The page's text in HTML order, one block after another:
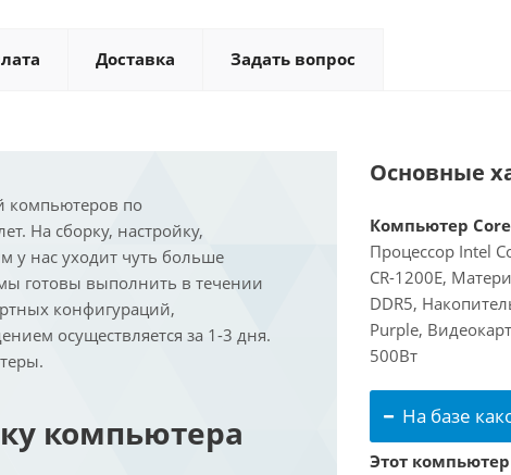
Доставка Задать вопрос
компьютеров по
На сборку, настройку,
у нас уходит чуть больше
готовы выполнить в течении
конфигураций,
осуществляется за 1-3 дня.
компьютера
Основные
Компьютер Core
Процессор Intel
CR-1200E,
DDR5,
Purple,
500Вт
На базе
Этот